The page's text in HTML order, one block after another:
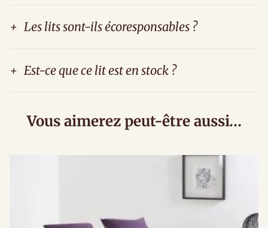
+ Les lits sont-ils écoresponsables ?
+ Est-ce que ce lit est en stock ?
Vous aimerez peut-être aussi…